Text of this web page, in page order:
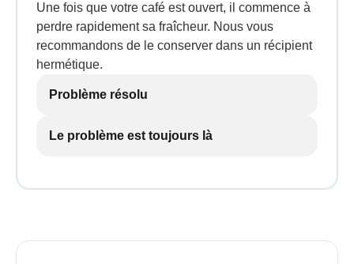
Une fois que votre café est ouvert, il commence à
perdre rapidement sa fraîcheur. Nous vous
recommandons de le conserver dans un récipient
hermétique.
Problème résolu
Le problème est toujours là